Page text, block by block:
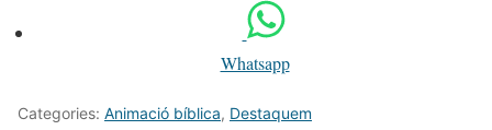
Whatsapp
Categories: Animació bíblica, Destaquem